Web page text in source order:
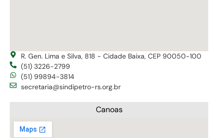
R. Gen. Lima e Silva, 818 - Cidade Baixa, CEP 90050-100
(51) 3226-2799
(51) 99894-3814
secretaria@sindipetro-rs.org.br
Canoas